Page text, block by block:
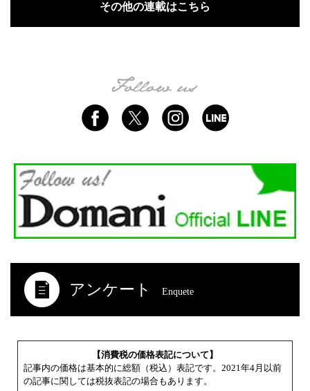
その他の連載はこちら
アンケート Enquete
【消費税の価格表記について】
記事内の価格は基本的に総額（税込）表記です。2021年4月以前
の記事に関しては税抜表記の場合もあります。